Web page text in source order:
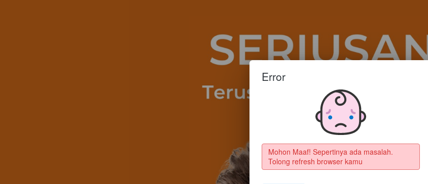
Error
Mohon Maaf! Sepertinya ada masalah.
Tolong refresh browser kamu